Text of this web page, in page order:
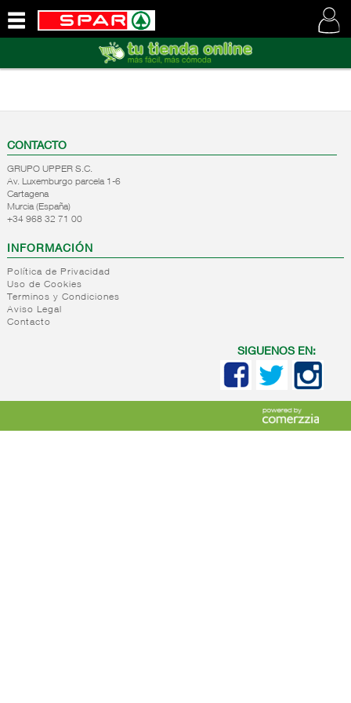
SOMOS
CONTACTO
GRUPO UPPER S.C.
Av. Luxemburgo parcela 1-6
Cartagena
Murcia (España)
+34 968 32 71 00
INFORMACIÓN
Política de Privacidad
Uso de Cookies
Terminos y Condiciones
Aviso Legal
Contacto
SIGUENOS EN: